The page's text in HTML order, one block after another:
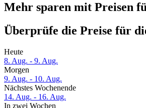
Mehr sparen mit Preisen
Überprüfe die Preise für
Heute
8. Aug. - 9. Aug.
Morgen
9. Aug. - 10. Aug.
Nächstes Wochenende
14. Aug. - 16. Aug.
In zwei Wochen